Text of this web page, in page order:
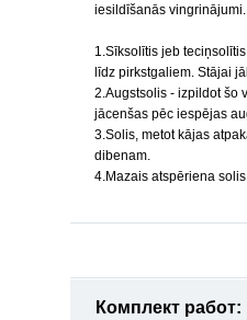
iesildīšanās vingrinājumi.
1.Sīksolītis jeb
līdz pirkstgaliem. Stājai
2.Augstsolis - izpildot šo
jācenšas pēc iespējas
3.Solis, metot kājas
dibenam.
4.Mazais atspēriena
Комплект работ: